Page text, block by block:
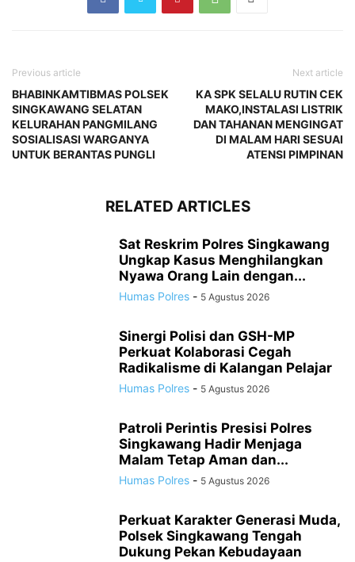
Previous article
BHABINKAMTIBMAS POLSEK
SINGKAWANG SELATAN
KELURAHAN PANGMILANG
SOSIALISASI WARGANYA
UNTUK BERANTAS PUNGLI
Next article
KA SPK SELALU RUTIN CEK
MAKO,INSTALASI LISTRIK
DAN TAHANAN MENGINGAT
DI MALAM HARI SESUAI
ATENSI PIMPINAN
RELATED ARTICLES
Sat Reskrim Polres Singkawang
Ungkap Kasus Menghilangkan
Nyawa Orang Lain dengan...
Humas Polres - 5 Agustus 2026
Sinergi Polisi dan GSH-MP
Perkuat Kolaborasi Cegah
Radikalisme di Kalangan Pelajar
Humas Polres - 5 Agustus 2026
Patroli Perintis Presisi Polres
Singkawang Hadir Menjaga
Malam Tetap Aman dan...
Humas Polres - 5 Agustus 2026
Perkuat Karakter Generasi Muda,
Polsek Singkawang Tengah
Dukung Pekan Kebudayaan